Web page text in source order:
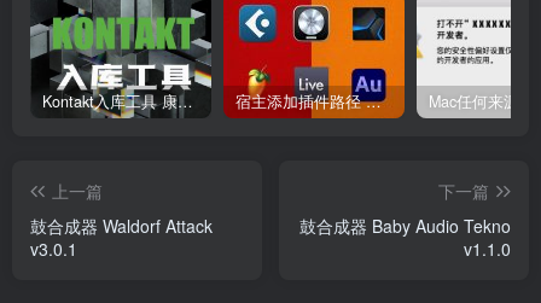
Kontakt入库工具 康泰克入库教程 宿主添加插件路径 插件路径设置 VSTPlugins路径
上一篇
鼓合成器 Waldorf Attack
v3.0.1
下一篇
鼓合成器 Baby Audio Tekno
v1.1.0